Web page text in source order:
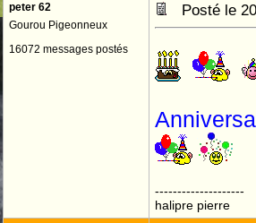
peter 62
Gourou Pigeonneux
16072 messages postés
Posté le
--------------------
halipre pierre